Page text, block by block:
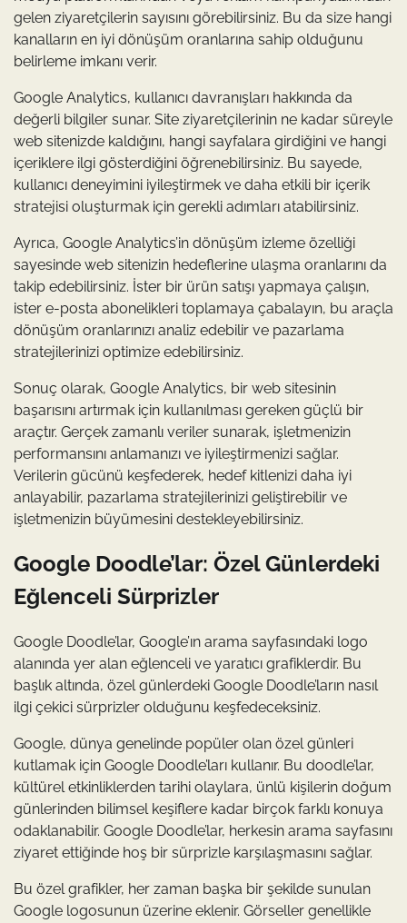
gelen ziyaretçilerin sayısını görebilirsiniz. Bu da size hangi
kanalların en iyi dönüşüm oranlarına sahip olduğunu
belirleme imkanı verir.
Google Analytics, kullanıcı davranışları hakkında da
değerli bilgiler sunar. Site ziyaretçilerinin ne kadar süreyle
web sitenizde kaldığını, hangi sayfalara girdiğini ve hangi
içeriklere ilgi gösterdiğini öğrenebilirsiniz. Bu sayede,
kullanıcı deneyimini iyileştirmek ve daha etkili bir içerik
stratejisi oluşturmak için gerekli adımları atabilirsiniz.
Ayrıca, Google Analytics’in dönüşüm izleme özelliği
sayesinde web sitenizin hedeflerine ulaşma oranlarını da
takip edebilirsiniz. İster bir ürün satışı yapmaya çalışın,
ister e-posta abonelikleri toplamaya çabalayın, bu araçla
dönüşüm oranlarınızı analiz edebilir ve pazarlama
stratejilerinizi optimize edebilirsiniz.
Sonuç olarak, Google Analytics, bir web sitesinin
başarısını artırmak için kullanılması gereken güçlü bir
araçtır. Gerçek zamanlı veriler sunarak, işletmenizin
performansını anlamanızı ve iyileştirmenizi sağlar.
Verilerin gücünü keşfederek, hedef kitlenizi daha iyi
anlayabilir, pazarlama stratejilerinizi geliştirebilir ve
işletmenizin büyümesini destekleyebilirsiniz.
Google Doodle’lar: Özel Günlerdeki
Eğlenceli Sürprizler
Google Doodle’lar, Google’ın arama sayfasındaki logo
alanında yer alan eğlenceli ve yaratıcı grafiklerdir. Bu
başlık altında, özel günlerdeki Google Doodle’ların nasıl
ilgi çekici sürprizler olduğunu keşfedeceksiniz.
Google, dünya genelinde popüler olan özel günleri
kutlamak için Google Doodle’ları kullanır. Bu doodle’lar,
kültürel etkinliklerden tarihi olaylara, ünlü kişilerin doğum
günlerinden bilimsel keşiflere kadar birçok farklı konuya
odaklanabilir. Google Doodle’lar, herkesin arama sayfasını
ziyaret ettiğinde hoş bir sürprizle karşılaşmasını sağlar.
Bu özel grafikler, her zaman başka bir şekilde sunulan
Google logosunun üzerine eklenir. Görseller genellikle